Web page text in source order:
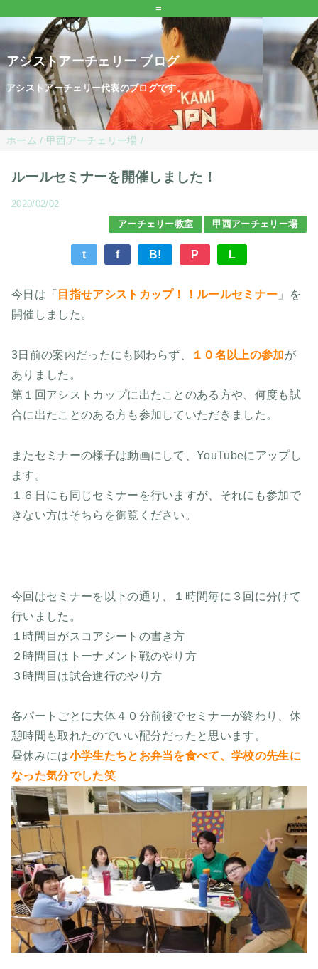
=
アシストアーチェリー ブログ
アシストアーチェリー代表のブログです。
ホーム / 甲西アーチェリー場 /
ルールセミナーを開催しました！
2020/02/02
アーチェリー教室
甲西アーチェリー場
t f B! P L
今日は「 目指せアシストカップ！！ルールセミナー 」を
開催しました。
3日前の案内だったにも関わらず、 １０名以上の参加が
ありました。
第１回アシストカップに出たことのある方や、何度も試
合に出たことのある方も参加していただきました。
またセミナーの様子は動画にして、YouTubeにアップし
ます。
１６日にも同じセミナーを行いますが、それにも参加で
きない方はそちらを御覧ください。
今回はセミナーを以下の通り、１時間毎に３回に分けて
行いました。
１時間目がスコアシートの書き方
２時間目はトーナメント戦のやり方
３時間目は試合進行のやり方
各パートごとに大体４０分前後でセミナーが終わり、休
憩時間も取れたのでいい配分だったと思います。
昼休みには小学生たちとお弁当を食べて、学校の先生に
なった気分でした笑